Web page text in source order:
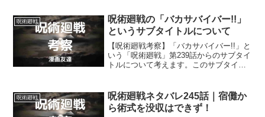
います。
呪術廻戦
呪術廻戦の「バカサバイバー!!」
というサブタイトルについて
【呪術廻戦考察】「バカサバイバー!!」と
いう「呪術廻戦」第239話からのサブタイ
トルについて考えます。このサブタイト
ていきます。
呪術廻戦
呪術廻戦ネタバレ245話｜宿儺か
ら術式を没収はできず！